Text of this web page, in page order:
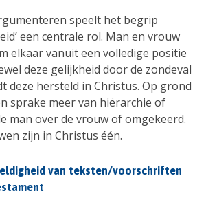
speelt het begrip
een centrale rol. Man en vrouw
elkaar vanuit een volledige positie
deze gelijkheid door de zondeval
deze hersteld in Christus. Op grond
sprake meer van hiërarchie of
man over de vrouw of omgekeerd.
zijn in Christus één.
van teksten/voorschriften